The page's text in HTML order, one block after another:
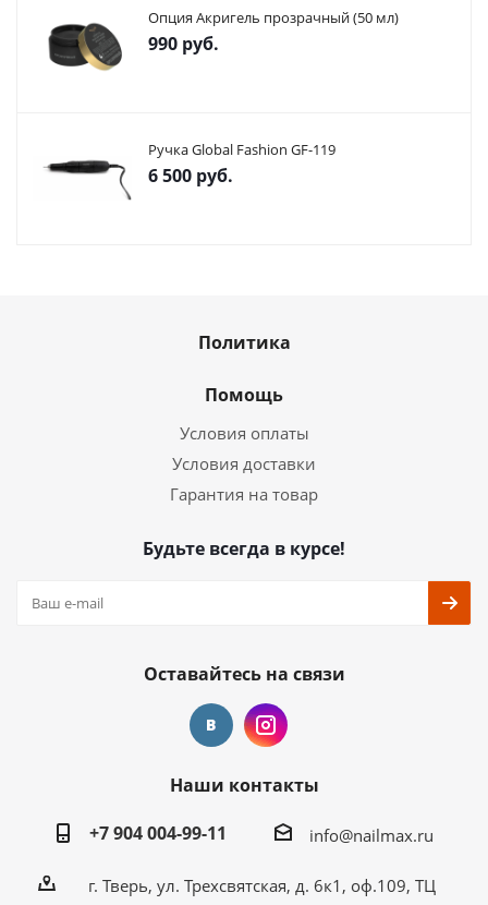
Опция Акригель прозрачный (50 мл)
990 руб.
Ручка Global Fashion GF-119
6 500 руб.
Политика
Помощь
Условия оплаты
Условия доставки
Гарантия на товар
Будьте всегда в курсе!
Оставайтесь на связи
Наши контакты
+7 904 004-99-11
info@nailmax.ru
г. Тверь, ул. Трехсвятская, д. 6к1, оф.109, ТЦ